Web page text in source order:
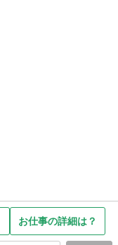
お仕事の詳細は？